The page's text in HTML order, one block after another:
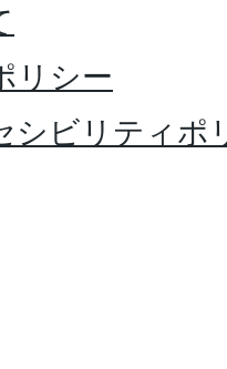
リシー
シビリティポ